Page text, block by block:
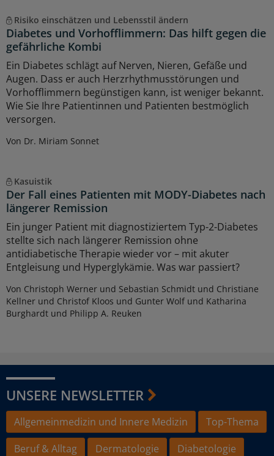
Risiko einschätzen und Lebensstil ändern
Diabetes und Vorhofflimmern: Das hilft gegen die
gefährliche Kombi
Ein Diabetes schlägt auf Nerven, Nieren, Gefäße und
Augen. Dass er auch Herzrhythmusstörungen und
Vorhofflimmern begünstigen kann, ist weniger bekannt.
Wie Sie Ihre Patientinnen und Patienten bestmöglich
versorgen.
Von Dr. Miriam Sonnet
Kasuistik
Der Fall eines Patienten mit MODY-Diabetes nach
längerer Remission
Ein junger Patient mit diagnostiziertem Typ-2-Diabetes
stellte sich nach längerer Remission ohne
antidiabetische Therapie wieder vor – mit akuter
Entgleisung und Hyperglykämie. Was war passiert?
Von Christoph Werner und Sebastian Schmidt und Christiane
Kellner und Christof Kloos und Gunter Wolf und Katharina
Burghardt und Philipp A. Reuken
UNSERE NEWSLETTER
Allgemeinmedizin und Innere Medizin
Top-Thema
Beruf & Alltag
Dermatologie
Diabetologie